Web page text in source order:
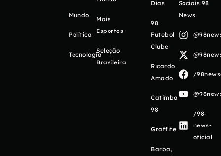
Mundo
Política
Tecnologia
Mais
Esportes
Seleção
Brasileira
Días
98
Futebol
Clube
Ricardo
Amado
Catimba
98
Graffite
Barba,
Sociais 98
News
/
/98-
news-
oficial